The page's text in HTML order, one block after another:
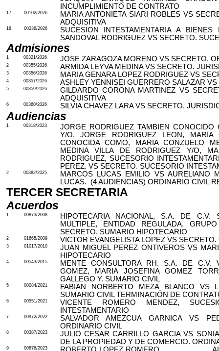
INCUMPLIMIENTO DE CONTRATO
17 00102/2026
MARIA ANTONIETA SIARI ROBLES VS
ADQUISITIVA
18 00236/2026
SUCESION INTESTAMENTARIA A
SANDOVAL RODRIGUEZ VS SECRETO.
Admisiones
1 00321/2026 JOSE ZARAGOZA MORENO VS SECRETO.
2 00355/2026 ARMIDA LEYVA MEDINA VS SECRETO.
3 00356/2026 MARIA GENARA LOPEZ RODRIGUEZ VS
4 00357/2026 ASHLEY YENNISEI GUERRERO SALAZAR
5 00359/2026
GILDARDO CORONA MARTINEZ VS
ADQUISITIVA
6 00360/2026 SILVIA CHAVEZ LARA VS SECRETO.
Audiencias
1 00318/2023
JORGE RODRIGUEZ TAMBIEN
Y/O, JORGE RODRIGUEZ LEON, MARIA
CONOCIDA COMO, MARIA CONZUELO
MEDINA VILLA DE RODRIGUEZ Y/O,
RODRIGUEZ, SUCESORIO
PEREZ. VS SECRETO. SUCESORIO
2 00382/2025
MARCOS LUCAS EMILIO VS AURELIANO
LUCAS.
(4 AUDIENCIAS) ORDINARIO CIVIL
TERCER SECRETARIA
Acuerdos
1 00873/2008
HIPOTECARIA NACIONAL, S.A. DE C.V.
MULTIPLE, ENTIDAD REGULADA,
SECRETO. SUMARIO HIPOTECARIO
2 01665/2009 VICTOR EVANGELISTA LOPEZ VS
3 01017/2010
JUAN MIGUEL PEREZ ONTIVEROS VS
HIPOTECARIO
4 00543/2015
MENTE CONSULTORA RH. S.A. DE C.V.
GOMEZ, MARIA JOSEFINA GOMEZ
GALLEGO Y. SUMARIO CIVIL
5 00084/2021
FABIAN NORBERTO MEZA BLANCO VS
SUMARIO CIVIL TERMINACIÓN DE
6 00551/2021
VICENTE ROMERO MENDEZ,
INTESTAMENTARIO
7 00972/2022
SALVADOR AMEZCUA GARNICA VS
ORDINARIO CIVIL
8 00387/2023
JULIO CESAR CARRILLO GARCIA VS
DE LA PROPIEDAD Y DE COMERCIO.
9 00876/2023